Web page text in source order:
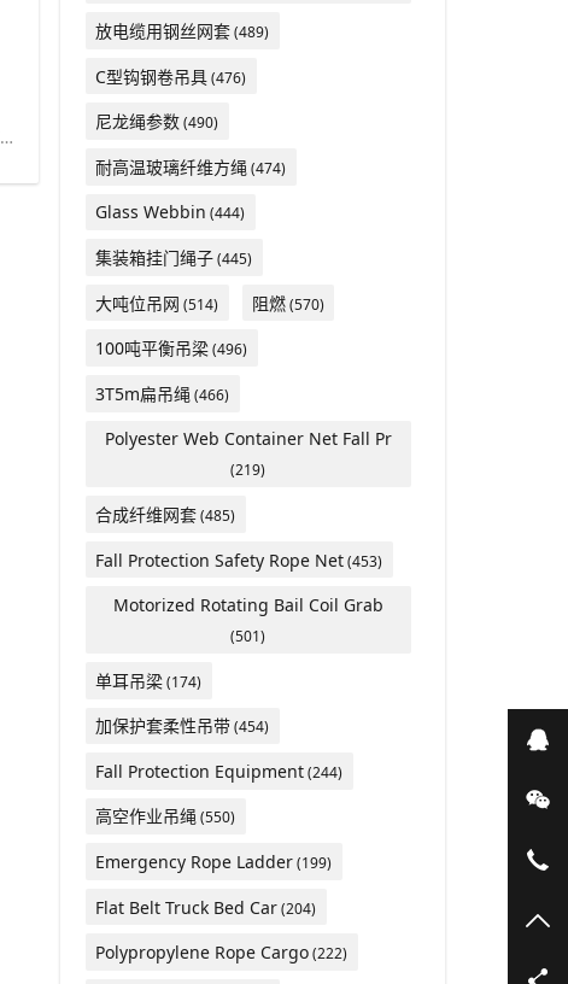
[field:id runphp=yes] global $dsql; $tags = ''; $query = "SELECT tag FROM `#@__taglist` WHERE aid='@me' "; $dsql->Execute('tag',$query); while($row = $dsql->GetArray('tag')) { $tags .= "#
放电缆用钢丝网套(489)
C型钩钢卷吊具(476)
尼龙绳参数(490)
耐高温玻璃纤维方绳 (474)
Glass Webbin (444)
集装箱挂门绳子(445)
大吨位吊网 (514) 阻燃(570)
100吨平衡吊梁(496)
3T5m扁吊绳 (466)
Polyester Web Container Net Fall Pr
(219)
合成纤维网套(485)
Fall Protection Safety Rope Net(453)
Motorized Rotating Bail Coil Grab
(501)
单耳吊梁(174)
加保护套柔性吊带(454)
Fall Protection Equipment(244)
高空作业吊绳(550)
Emergency Rope Ladder(199)
Flat Belt Truck Bed Car(204)
Polypropylene Rope Cargo(222)
在
微